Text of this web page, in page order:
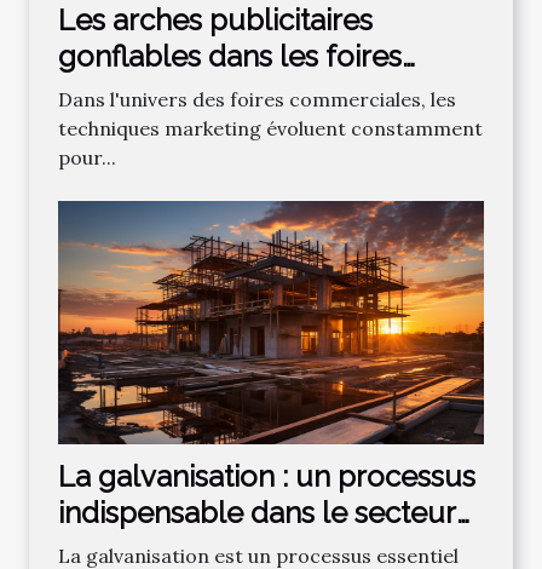
Les arches publicitaires
gonflables dans les foires
commerciales : Un atout ou un
désavantage ?
Dans l'univers des foires commerciales, les
techniques marketing évoluent constamment
pour...
La galvanisation : un processus
indispensable dans le secteur
de la construction
La galvanisation est un processus essentiel